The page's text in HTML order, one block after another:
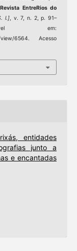
Revista EntreRios do
l.], v. 7, n. 2, p. 91–
em:
view/6564. Acesso
entidades
junto a
e encantadas